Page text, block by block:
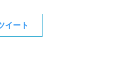
イート